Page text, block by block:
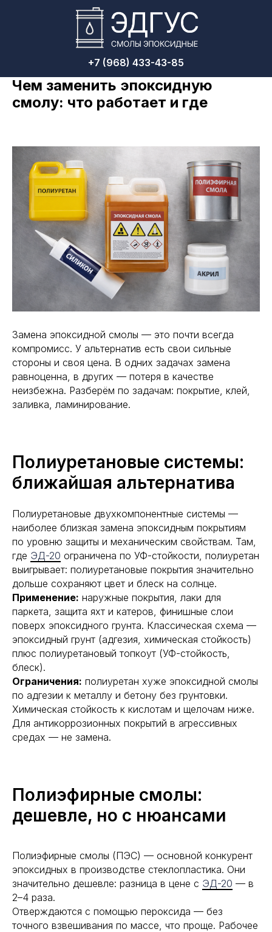
+7 (968) 433-43-85
Чем заменить эпоксидную
смолу: что работает и где
Замена эпоксидной смолы — это почти всегда
компромисс. У альтернатив есть свои сильные
стороны и своя цена. В одних задачах замена
равноценна, в других — потеря в качестве
неизбежна. Разберём по задачам: покрытие, клей,
заливка, ламинирование.
Полиуретановые системы:
ближайшая альтернатива
Полиуретановые двухкомпонентные системы —
наиболее близкая замена эпоксидным покрытиям
по уровню защиты и механическим свойствам. Там,
где ЭД-20 ограничена по УФ-стойкости, полиуретан
выигрывает: полиуретановые покрытия значительно
дольше сохраняют цвет и блеск на солнце.
Применение: наружные покрытия, лаки для
паркета, защита яхт и катеров, финишные слои
поверх эпоксидного грунта. Классическая схема —
эпоксидный грунт (адгезия, химическая стойкость)
плюс полиуретановый топкоут (УФ-стойкость,
блеск).
Ограничения: полиуретан хуже эпоксидной смолы
по адгезии к металлу и бетону без грунтовки.
Химическая стойкость к кислотам и щелочам ниже.
Для антикоррозионных покрытий в агрессивных
средах — не замена.
Полиэфирные смолы:
дешевле, но с нюансами
Полиэфирные смолы (ПЭС) — основной конкурент
эпоксидных в производстве стеклопластика. Они
значительно дешевле: разница в цене с ЭД-20 — в
2–4 раза.
Отверждаются с помощью пероксида — без
точного взвешивания по массе, что проще. Рабочее